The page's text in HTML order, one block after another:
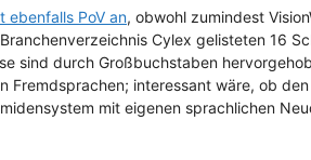
ebenfalls PoV an, obwohl zumindest
Cylex gelisteten 16
sind durch Großbuchstaben
Fremdsprachen; interessant wäre, ob
mit eigenen sprachlichen